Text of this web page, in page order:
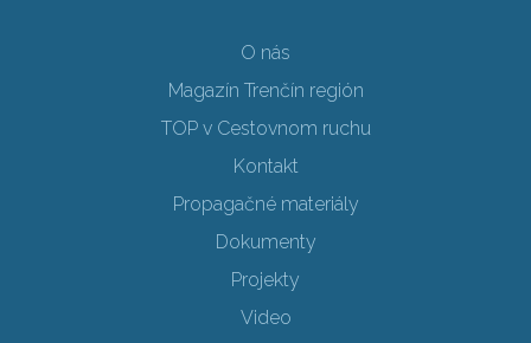
O nás
Magazín Trenčín región
TOP v Cestovnom ruchu
Kontakt
Propagačné materiály
Dokumenty
Projekty
Video